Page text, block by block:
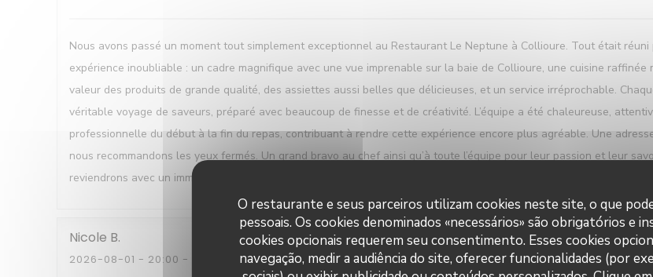
O restaurante e seus parceiros utilizam cookies neste site, o que
pessoais. Os cookies denominados «necessários» são obrigatórios e
cookies opcionais requerem seu consentimento. Esses cookies
navegação, medir a audiência do site, oferecer funcionalidades (por
Nous avons passé un moment tout simplement exceptionnel au Restaurant Le Neptune à Collioure. Tout était réuni
expérience inoubliable : un cadre magnifique avec une vue imprenable sur la baie de Collioure, une cuisine raffinée
valeur des produits de grande qualité, des assiettes aussi belles que délicieuses, et un service irréprochable.
véritable voyage de saveurs, préparé avec beaucoup de finesse et de créativité. L’équipe a été chaleureuse,
professionnelle du début à la fin du repas, contribuant à rendre cette expérience encore plus agréable. Une
nous recommandons les yeux fermés. Un grand bravo au chef ainsi qu’à toute l’équipe pour leur passion et leur
reviendrons avec un immense plaisir !
Nicole B
2026-08-01 - 20:00 - GUESTS 5 SERVICE: 5 /5 AMBIENCE: 5/5 MENU: 5/5